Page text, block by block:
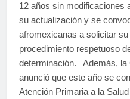
12 años sin modificaciones
su actualización y se
afromexicanas a solicitar
procedimiento respetuoso
determinación. Además, la
anunció que este año se
Atención Primaria a la